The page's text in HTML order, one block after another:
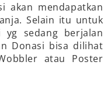
akan mendapatkan
Selain itu untuk
yg sedang berjalan
Donasi bisa dilihat
atau Poster